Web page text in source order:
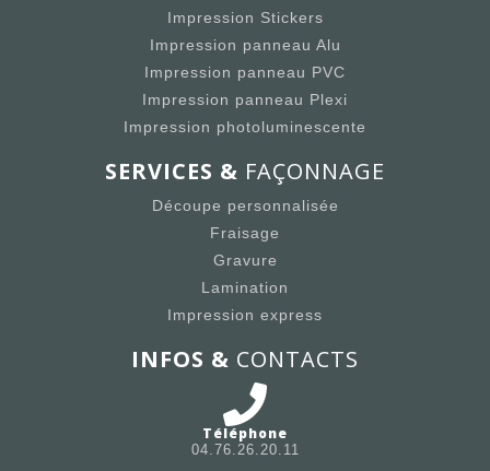
Impression Stickers
Impression panneau Alu
Impression panneau PVC
Impression panneau Plexi
Impression photoluminescente
SERVICES & FAÇONNAGE
Découpe personnalisée
Fraisage
Gravure
Lamination
Impression express
INFOS & CONTACTS
Téléphone
04.76.26.20.11